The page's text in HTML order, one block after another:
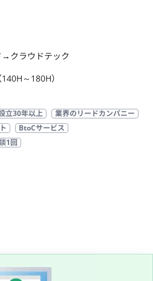
→クラウドテック
～180H）
立30年以上
業界のリードカンパニー
BtoCサービス
1回